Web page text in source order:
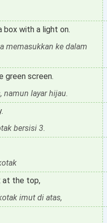
box with a light on.
memasukkan ke dalam
green screen.
namun layar hijau.
bersisi 3.
at the top,
imut di atas,